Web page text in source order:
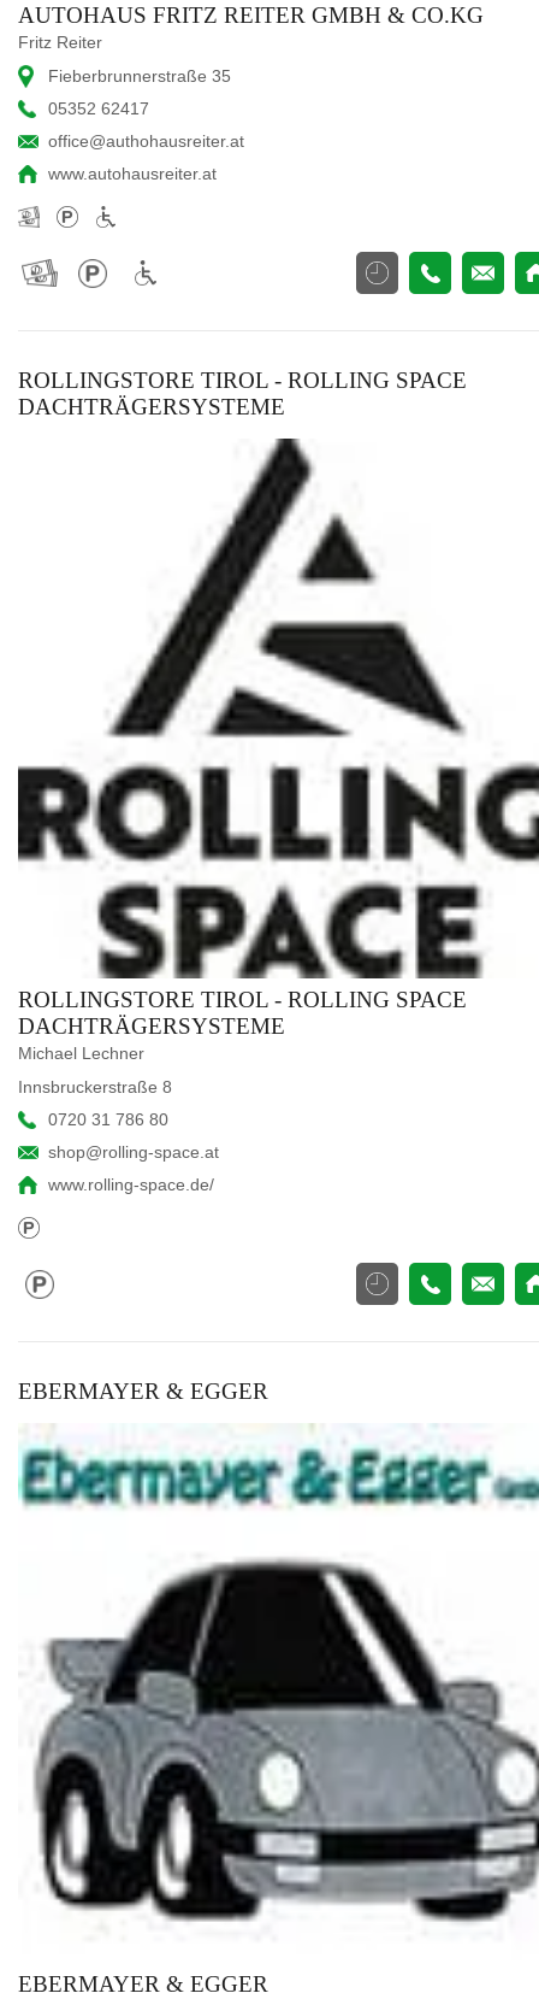
AUTOHAUS FRITZ REITER GMBH & CO.KG
Fritz Reiter
Fieberbrunnerstraße 35
05352 62417
office@authohausreiter.at
www.autohausreiter.at
ROLLINGSTORE TIROL - ROLLING SPACE
DACHTRÄGERSYSTEME
ROLLINGSTORE TIROL - ROLLING SPACE
DACHTRÄGERSYSTEME
Michael Lechner
Innsbruckerstraße 8
0720 31 786 80
shop@rolling-space.at
www.rolling-space.de/
EBERMAYER & EGGER
EBERMAYER & EGGER